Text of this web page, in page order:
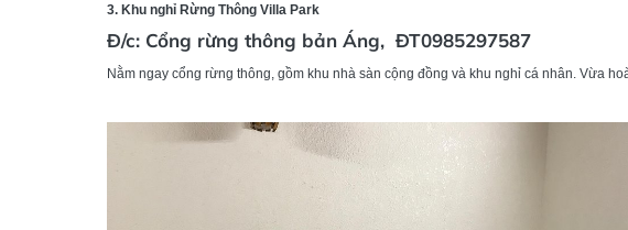
3. Khu nghỉ Rừng Thông Villa Park
Đ/c: Cổng rừng thông bản Áng, ĐT0985297587
Nằm ngay cổng rừng thông, gồm khu nhà sàn cộng đồng và khu nghỉ cá nhân. Vừa